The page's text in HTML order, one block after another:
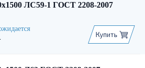
ЛС59-1 ГОСТ 2208-2007
Купить